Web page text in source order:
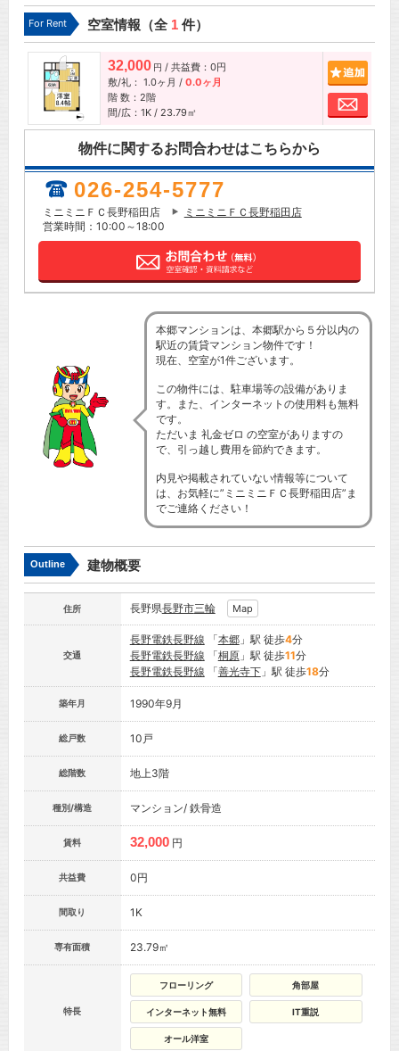
For Rent 空室情報（全 1件）
32,000 円 / 共益費：0円
敷/礼： 1.0ヶ月 / 0.0ヶ月
階 数：2階
間/広：1K / 23.79㎡
お問
物件に関するお問合わせはこちらから
026-254-5777
ミニミニＦＣ長野稲田店
ミニミニＦＣ長野稲田店
営業時間：10:00～18:00
本郷マンションは、本郷駅から５分以内の
駅近の賃貸マンション物件です！
現在、空室が1件ございます。
この物件には、駐車場等の設備がありま
す。また、インターネットの使用料も無料
です。
ただいま 礼金ゼロ の空室がありますの
で、引っ越し費用を節約できます。
内見や掲載されていない情報等について
は、お気軽に”ミニミニＦＣ長野稲田店”ま
でご連絡ください！
Outline 建物概要
住所 長野県長野市三輪 Map
交通
長野電鉄長野線 「本郷」駅 徒歩4分
長野電鉄長野線 「桐原」駅 徒歩11分
長野電鉄長野線 「善光寺下」駅 徒歩18分
築年月 1990年9月
総戸数 10戸
総階数 地上3階
種別/構造 マンション/ 鉄骨造
賃料 32,000 円
共益費 0円
間取り 1K
専有面積 23.79㎡
特長
フローリング 角部屋
インターネット無料 IT重説
オール洋室